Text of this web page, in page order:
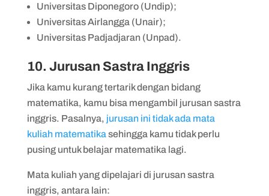
Universitas Diponegoro (Undip);
Universitas Airlangga (Unair);
Universitas Padjadjaran (Unpad).
10. Jurusan Sastra Inggris
Jika kamu kurang tertarik dengan bidang
matematika, kamu bisa mengambil jurusan sastra
inggris. Pasalnya, jurusan ini tidak ada mata
kuliah matematikasehingga kamu tidak perlu
pusing untuk belajar matematika lagi.
Mata kuliah yang dipelajari di jurusan sastra
inggris, antara lain: